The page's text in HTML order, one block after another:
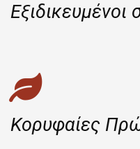
Εξιδικευμένοι
Κορυφαίες